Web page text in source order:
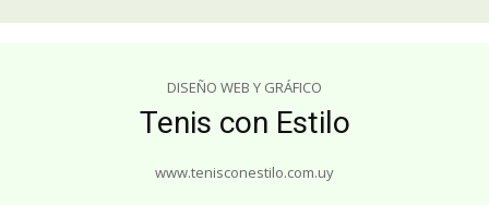
DISEÑO WEB Y GRÁFICO
Tenis con Estilo
www.tenisconestilo.com.uy